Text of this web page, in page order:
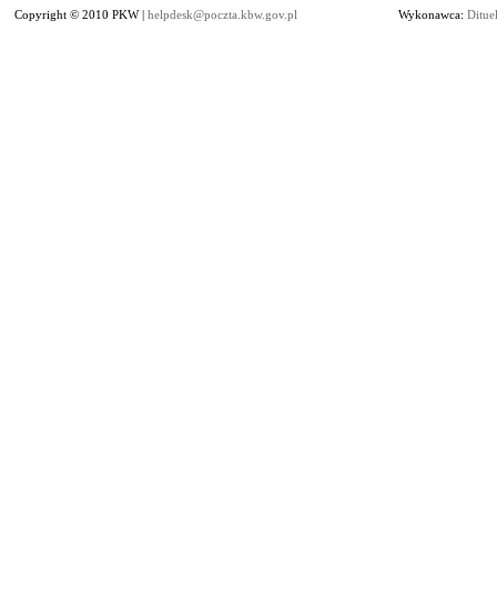
Copyright © 2010 PKW | helpdesk@poczta.kbw.gov.pl Wykonawca: